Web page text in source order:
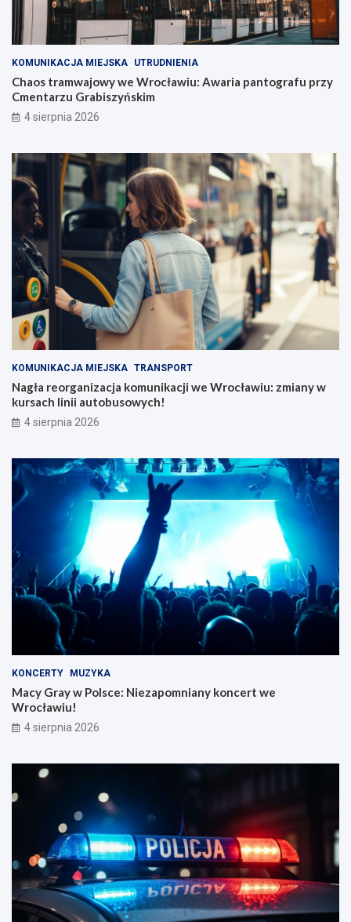
KOMUNIKACJA MIEJSKA UTRUDNIENIA
Chaos tramwajowy we Wrocławiu: Awaria pantografu przy
Cmentarzu Grabiszyńskim
4 sierpnia 2026
KOMUNIKACJA MIEJSKA TRANSPORT
Nagła reorganizacja komunikacji we Wrocławiu: zmiany w
kursach linii autobusowych!
4 sierpnia 2026
KONCERTY MUZYKA
Macy Gray w Polsce: Niezapomniany koncert we
Wrocławiu!
4 sierpnia 2026